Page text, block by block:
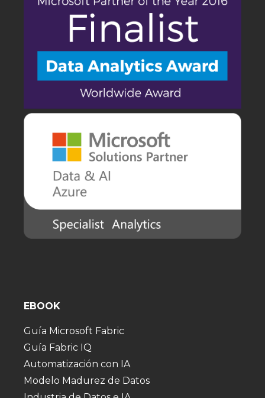
EBOOK
Guía Microsoft Fabric
Guía Fabric IQ
Automatización con IA
Modelo Madurez de Datos